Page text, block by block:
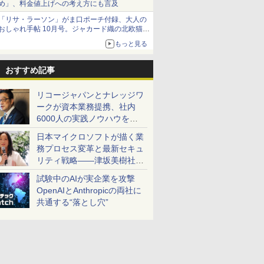
」、料金値上げへの考え方にも言及
リサ・ラーソン」がま口ポーチ付録、大人の
しゃれ手帖 10月号。ジャカード織の北欧猫デ
もっと見る
おすすめ記事
リコージャパンとナレッジワ
ークが資本業務提携、社内
6000人の実践ノウハウを生
かした「AI商談記録 for
RICOH」を展開へ
日本マイクロソフトが描く業
務プロセス変革と最新セキュ
リティ戦略――津坂美樹社長
が2027年度戦略を説明
試験中のAIが実企業を攻撃
OpenAIとAnthropicの両社に
共通する“落とし穴”